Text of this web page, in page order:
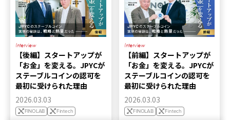
Interview
【後編】スタートアップが
「お金」を変える。JPYCが
ステーブルコインの認可を
最初に受けられた理由
2026.03.03
FINOLAB Fintech
Interview
【前編】スタートアップが
「お金」を変える。JPYCが
ステーブルコインの認可を
最初に受けられた理由
2026.03.03
FINOLAB Fintech